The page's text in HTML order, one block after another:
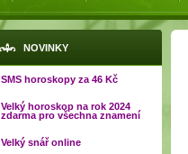
NOVINKY
SMS horoskopy za 46 Kč
Velký horoskop na rok 2024
zdarma pro všechna znamení
Velký snář online